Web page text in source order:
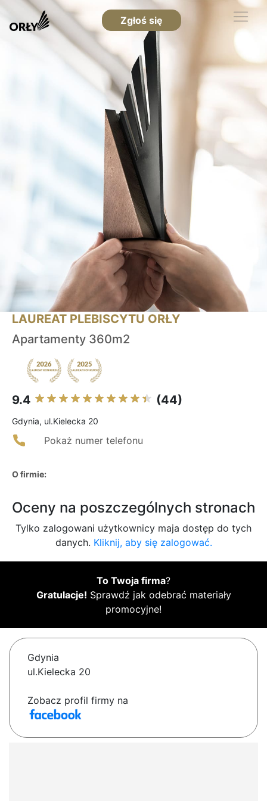
Zgłoś się
LAUREAT PLEBISCYTU ORŁY
Apartamenty 360m2
9.4 (44)
Gdynia, ul.Kielecka 20
Pokaż numer telefonu
O firmie:
Oceny na poszczególnych stronach
Tylko zalogowani użytkownicy maja dostęp do tych
danych. Kliknij, aby się zalogować.
To Twoja firma?
Gratulacje! Sprawdź jak odebrać materiały
promocyjne!
Gdynia
ul.Kielecka 20
Zobacz profil firmy na